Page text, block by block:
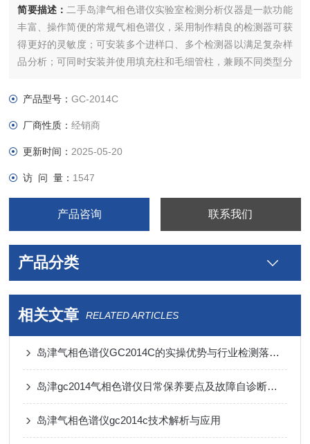
简要描述： 二手岛津气相色谱仪实验室检测分析仪器是一款功能
丰富、操作简便的常规气相色谱仪，采用制作精良的检测器可获
得更好的灵敏度；可安装多个进样口、多个检测器以满足复杂样
品分析；可同时安装并使用填充柱和毛细管柱，兼顾不同类型分
产品型号：GC-2014C
厂商性质：经销商
更新时间： 2025-05-20
访 问 量： 1547
产品咨询 联系我们
产品分类
相关文章 RELATED ARTICLES
岛津气相色谱仪GC2014C的实操优势与行业检测落地应用
岛津gc2014气相色谱仪日常保养要点及故障自诊断系统使用技巧
岛津气相色谱仪gc2014c技术解析与应用